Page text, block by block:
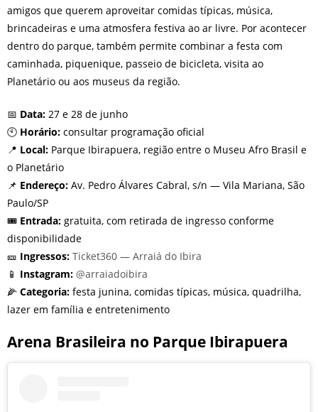
amigos que querem aproveitar comidas típicas, música,
brincadeiras e uma atmosfera festiva ao ar livre. Por acontecer
dentro do parque, também permite combinar a festa com
caminhada, piquenique, passeio de bicicleta, visita ao
Planetário ou aos museus da região.
📅 Data: 27 e 28 de junho
🕙 Horário: consultar programação oficial
📍 Local: Parque Ibirapuera, região entre o Museu Afro Brasil e
o Planetário
📌 Endereço: Av. Pedro Álvares Cabral, s/n — Vila Mariana, São
Paulo/SP
🎟️ Entrada: gratuita, com retirada de ingresso conforme
disponibilidade
🎫 Ingressos: Ticket360 — Arraiá do Ibira
📱 Instagram: @arraiadoibira
🌽 Categoria: festa junina, comidas típicas, música, quadrilha,
lazer em família e entretenimento
Arena Brasileira no Parque Ibirapuera